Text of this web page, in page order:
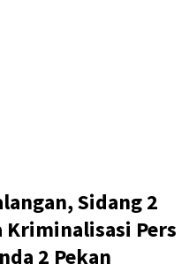
Sidang 2
Kriminalisasi Pers
2 Pekan